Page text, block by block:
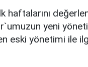
haftalarını
yeni
eski yönetimi ile